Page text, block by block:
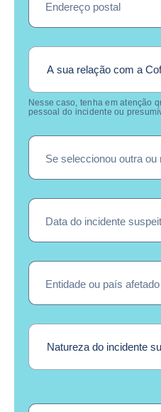
Endereço postal
A sua relação com a
Nesse caso, tenha em atenção
pessoal do incidente ou
Data do incidente
Natureza do incidente